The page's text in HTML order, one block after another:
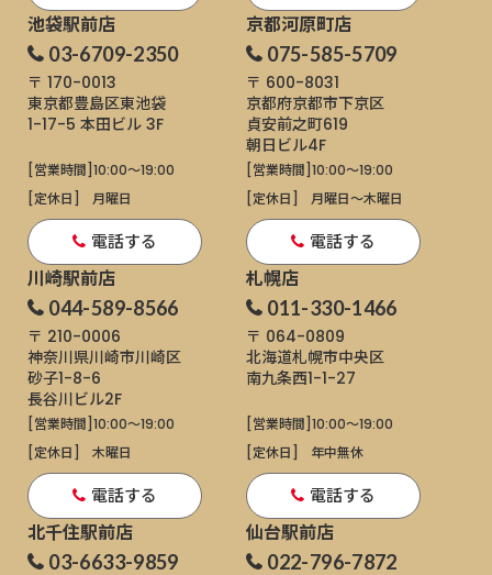
池袋駅前店
03-6709-2350
〒 170-0013
東京都豊島区東池袋
1-17-5 本田ビル 3F
[営業時間]10:00～19:00
[定休日]
月曜日
電話する
京都河原町店
075-585-5709
〒 600-8031
京都府京都市下京区
貞安前之町619
朝日ビル4F
[営業時間]10:00～19:00
[定休日]
月曜日〜木曜日
電話する
川崎駅前店
044-589-8566
〒 210-0006
神奈川県川崎市川崎区
砂子1-8-6
長谷川ビル2F
[営業時間]10:00～19:00
[定休日]
木曜日
電話する
札幌店
011-330-1466
〒 064-0809
北海道札幌市中央区
南九条西1-1-27
[営業時間]10:00～19:00
[定休日]
年中無休
電話する
北千住駅前店
03-6633-9859
仙台駅前店
022-796-7872